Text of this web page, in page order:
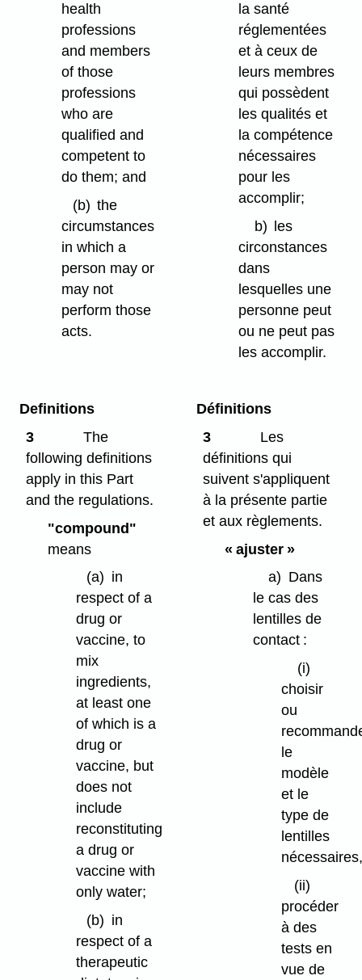
health
professions
and members
of those
professions
who are
qualified and
competent to
do them; and
(b) the
circumstances
in which a
person may or
may not
perform those
acts.
la santé
réglementées
et à ceux de
leurs membres
qui possèdent
les qualités et
la compétence
nécessaires
pour les
accomplir;
b)
les
circonstances
dans
lesquelles une
personne peut
ou ne peut pas
les accomplir.
Definitions
3
The
following definitions
apply in this Part
and the regulations.
"compound"
means
(a) in
respect of a
drug or
vaccine, to
mix
ingredients,
at least one
of which is a
drug or
vaccine, but
does not
include
reconstituting
a drug or
vaccine with
only water;
(b) in
respect of a
therapeutic
Définitions
3
Les
définitions qui
suivent s'appliquent
à la présente partie
et aux règlements.
« ajuster »
a) Dans
le cas des
lentilles de
contact :
(i)
choisir
ou
le
modèle
et le
type de
lentilles
(ii)
procéder
à des
tests en
vue de